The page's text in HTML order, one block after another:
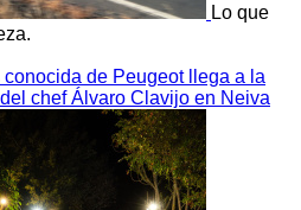
Lo que
conocida de Peugeot llega a la
chef Álvaro Clavijo en Neiva